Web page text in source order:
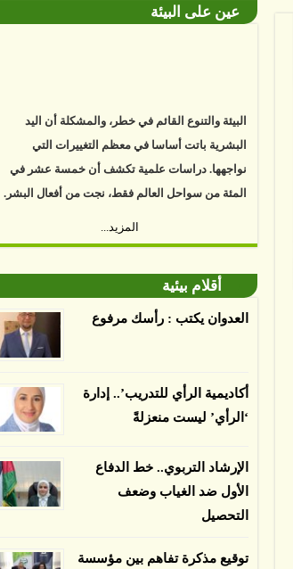
عين على البيئة
البشرية باتت أساسا في معظم التغييرات التي
نواجهها. دراسات علمية تكشف أن خمسة عشر في
المئة من سواحل العالم فقط، نجت من أفعال البشر.
https://www.youtube.com/watch?v=9caB1lVk4HY
توصل العلماء إلى أن غابات زيت النخيل التي تم
اعتمادها على أنها مستدامة تدمرت بشكل أسرع من
الأرض غير المعتمدة، وذلك حسب دراسة كشفت
الغطاء عن أي ادعاءات تقول بأن الزيت يمكن ألا
يسبب الدمار. وكشفت الدراسة فقدان المناطق
بينما فقدت المناطق غير المعتمدة 34 في المئة، وفقاً
المزيد...
أقلام بيئية
العدوان يكتب : رأسك مرفوع
أكاديمية الرأي للتدريب’.. إدارة
‘الرأي’ ليست منعزلةً
الإرشاد التربوي.. خط الدفاع
الأول ضد الغياب وضعف
التحصيل
توقيع مذكرة تفاهم بين مؤسسة